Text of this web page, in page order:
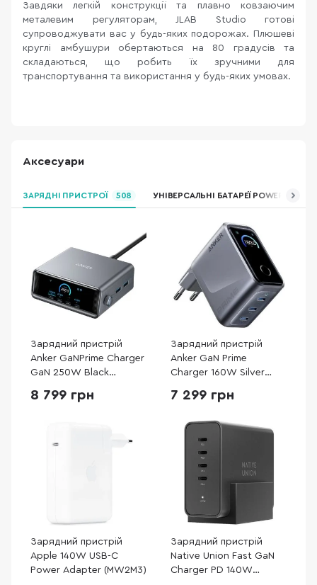
Завдяки легкій конструкції та плавно ковзаючим
металевим регуляторам, JLAB Studio готові
супроводжувати вас у будь-яких подорожах. Плюшеві
круглі амбушури обертаються на 80 градусів та
складаються, що робить їх зручними для
транспортування та використання у будь-яких умовах.
Аксесуари
ЗАРЯДНІ ПРИСТРОЇ 508 УНІВЕРСАЛЬНІ БАТАРЕЇ POWER BANK
Зарядний пристрій
Anker GaNPrime Charger
GaN 250W Black
8 799 грн
Зарядний пристрій
Anker GaN Prime
Charger 160W Silver
7 299 грн
Зарядний пристрій
Apple 140W USB-C
Power Adapter (MW2M3)
Зарядний пристрій
Native Union Fast GaN
Charger PD 140W